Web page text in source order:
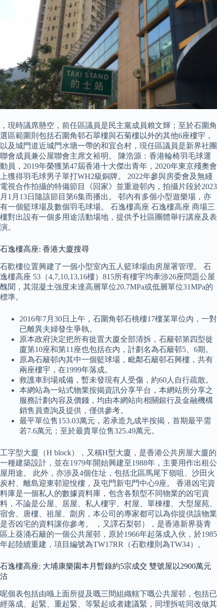
，現時議席懸空，前任區議員是民主黨成員賴文輝；至於石圍角
選區範圍則包括石圍角邨石翠樓與石菊樓以外的其他6座樓宇，
以及城門道近城門水塘一帶的和宜合村，現任區議員是新界社團
聯會成員兼公屋聯會主席文裕明。 陳浩源：香港輪椅羽毛球運
動員，2019年榮獲第47屆香港十大傑出青年，2020年東京殘奧會
上獲得羽毛球男子單打WH2級銅牌。 2022年參與房委會及無綫
電視合作拍攝的特備節目《回家》並重遊邨內，拍攝片段於2023
月1月13日隨該節目第6集而播出。 邨內有多個小型遊樂場，亦
有一個籃球場及數個羽毛球場。 石逸樓高座 石逸樓高座 商場三
樓對出設有一個多用途活動場地，提供予社區團體舉行講座及表
演。
石逸樓高座: 香港大廈搜尋
石歡樓位置興建了一個小型室內五人籃球場由房屋署管理。 石
逸樓高座 53（4,7,10,13,16樓）815所有樓宇均牽涉26座問題公屋
醜聞，其混凝土強度未達高層單位20.7MPa或低層單位31MPa的
標準。
2016年7月30日上午，石圍角邨石桃樓17樓某單位內，一對
已離異夫婦發生爭執。
原本政府決定把所有徙置大廈全部清拆，石籬邨第四型徙
廈第10座和第11座也包括在內，計劃名為石籬邨5、6期。
原為石籬邨內其中一個籃球場，毗鄰石籬邨石興樓，共有
兩座樓宇，在1999年落成。
救護車到場戒備，暫未發現有人受傷，約60人自行疏散。
本網站為一站式物業按揭資訊分享平台，本網站所分享之
服務計劃內容及價錢，均由本網站向相關銀行及金融機構
銷售員查詢及提供，僅供參考。
最平單位售153.03萬元，若承造九成半按揭，首期最平需
若7.6萬元；至於最貴單位售325.49萬元。
工字型大廈（H block），又稱H型大廈，是香港公共房屋大廈的
一種建築設計，並在1979年開始興建至1988年，主要用作出租公
屋用途。 此外，亦涉及4個住址，包括北區馬尾下嶺咀、沙田火
炭村、離島迎東邨迎悅樓，及屯門新屯門中心9座。 香港凶宅資
料庫是一個私人的數據資料庫，包含各類型不同物業的凶宅資
料，不論是公屋、居屋、私人樓宇、村屋、單棟樓、大型屋苑、
宿舍、唐樓、祖屋、劏房，本公司的專家都可以為你提供該物業
是否凶宅的資料讓你參考。 ，又譯石梨邨），是香港新界葵青
區上葵涌石籬的一個公共屋邨，原於1966年起落成入伙，於1985
年起陸續重建，項目編號為TW17RR（石歡樓則為TW34）。
石逸樓高座: 大埔康樂園本月暫錄約5宗成交 雙號屋以2900萬元
沽
呢個表包括由喺上面所提及嘅三間組織轄下嘅公共屋邨，包括已
經落成、起緊、重起緊、等緊起或者建議緊，同埋拆咗同改做其